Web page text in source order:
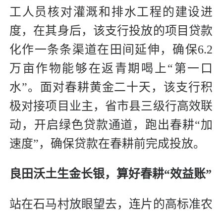
工人员核对灌溉和排水工程的建设进
度，在其身后，该支行投放的项目贷款
化作一条条渠道在田间延伸，确保6.2
万亩作物能够在返青期喝上“第一口
水”。面对春耕黄金二十天，该支行积
极对接项目业主，省市县三级行高效联
动，开启绿色贷款通道，跑出春耕“加
速度”，确保贷款在春耕前完成投放。
良田沃土生金长银，算好春耕“效益账”
站在石马村放眼望去，连片的高标准农